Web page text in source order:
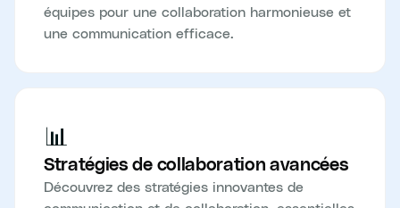
équipes pour une collaboration harmonieuse et
une communication efficace.
📊
Stratégies de collaboration avancées
Découvrez des stratégies innovantes de